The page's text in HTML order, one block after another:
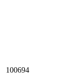
100694